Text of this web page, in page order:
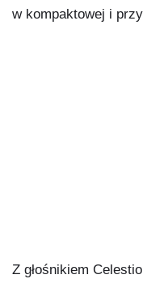
w kompaktowej i
Z głośnikiem